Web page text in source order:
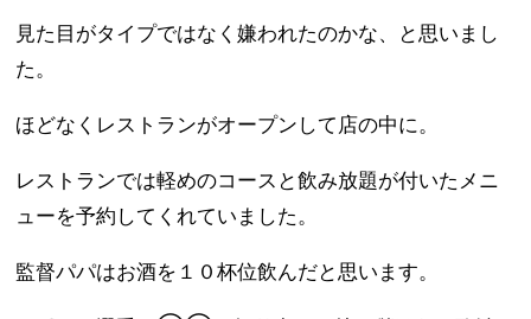
見た目がタイプではなく嫌われたのかな、と思いまし
た。
ほどなくレストランがオープンして店の中に。
レストランでは軽めのコースと飲み放題が付いたメニ
ューを予約してくれていました。
監督パパはお酒を１０杯位飲んだと思います。